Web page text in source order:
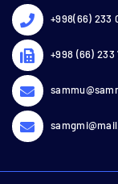
+998(66) 233
+998 (66) 233